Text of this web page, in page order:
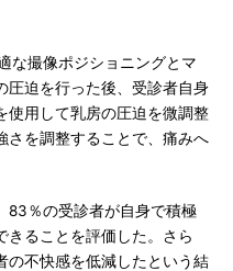
撮像ポジショニングとマ
圧迫を行った後、受診者自身
使用して乳房の圧迫を微調整
さを調整することで、痛みへ
％の受診者が自身で積極
きることを評価した。さら
の不快感を低減したという結